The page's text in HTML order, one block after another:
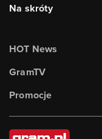
Na skróty
HOT News
GramTV
Promocje